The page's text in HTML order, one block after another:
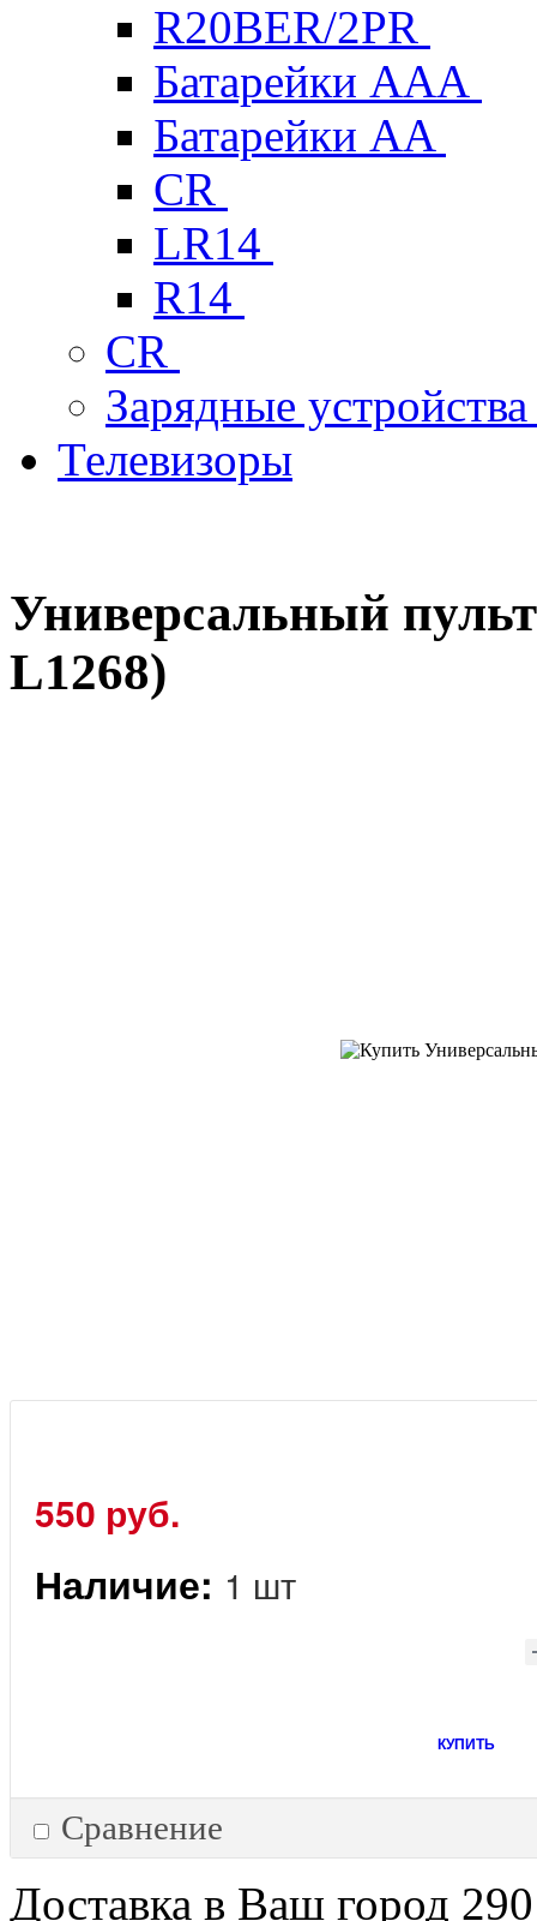
R20BER/2PR
Батарейки ААА
Батарейки AA
CR
LR14
R14
CR
Зарядные
Телевизоры
Универсальный
L1268)
550 руб.
Наличие: 1 шт
КУПИТЬ
Сравнение
Доставка в Ваш город